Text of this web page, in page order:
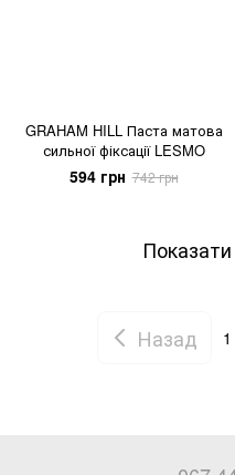
GRAHAM HILL Паста матова
сильної фіксації LESMO
594 грн 742 грн
Назад 1